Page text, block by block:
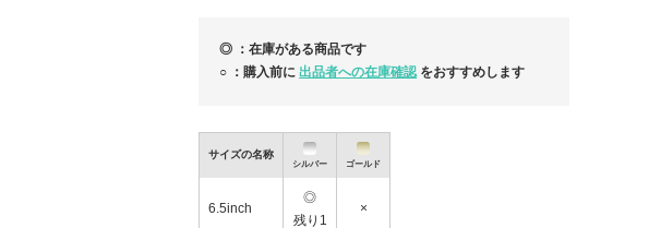
◎ ：在庫がある商品です
○ ：購入前に 出品者への在庫確認 をおすすめします
サイズの名称
シルバー ゴールド
6.5inch
◎
残り1
×